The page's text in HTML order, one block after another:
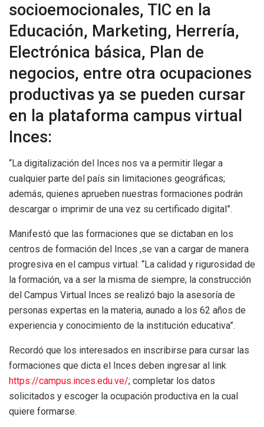
socioemocionales, TIC en la
Educación, Marketing, Herrería,
Electrónica básica, Plan de
negocios, entre otra ocupaciones
productivas ya se pueden cursar
en la plataforma campus virtual
Inces:
“La digitalización del Inces nos va a permitir llegar a
cualquier parte del país sin limitaciones geográficas;
además, quienes aprueben nuestras formaciones podrán
descargar o imprimir de una vez su certificado digital”.
Manifestó que las formaciones que se dictaban en los
centros de formación del Inces ,se van a cargar de manera
progresiva en el campus virtual: “La calidad y rigurosidad de
la formación, va a ser la misma de siempre; la construcción
del Campus Virtual Inces se realizó bajo la asesoría de
personas expertas en la materia, aunado a los 62 años de
experiencia y conocimiento de la institución educativa”.
Recordó que los interesados en inscribirse para cursar las
formaciones que dicta el Inces deben ingresar al link
https://campus.inces.edu.ve/; completar los datos
solicitados y escoger la ocupación productiva en la cual
quiere formarse.